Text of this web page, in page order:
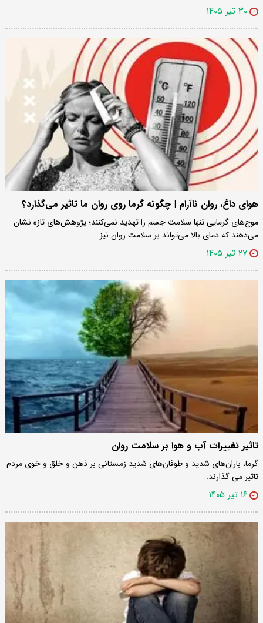
۳۰ تیر ۱۴۰۵
هوای داغ، روان ناآرام | چگونه گرما روی روان ما تاثیر می‌گذارد؟
موج‌های گرمایی تنها سلامت جسم را تهدید نمی‌کنند؛ پژوهش‌های تازه نشان
می‌دهند که دمای بالا می‌تواند بر سلامت روان نیز…
۲۷ تیر ۱۴۰۵
تاثیر تغییرات آب و هوا بر سلامت روان
گرما، باران‌های شدید و طوفان‌های شدید زمستانی بر ذهن و خلق و خوی مردم
تاثیر می گذارند.
۱۶ تیر ۱۴۰۵